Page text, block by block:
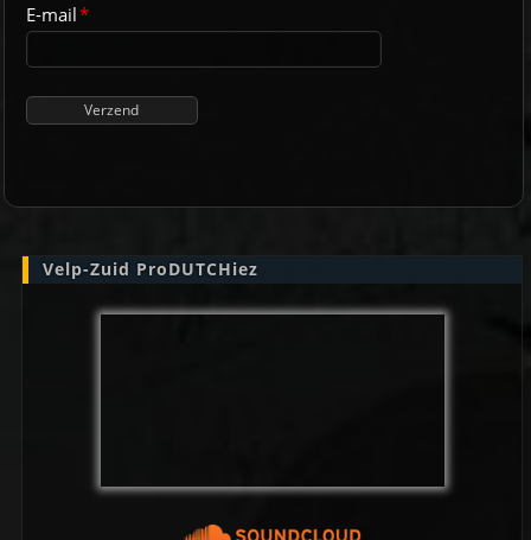
E-mail*
Velp-Zuid ProDUTCHiez